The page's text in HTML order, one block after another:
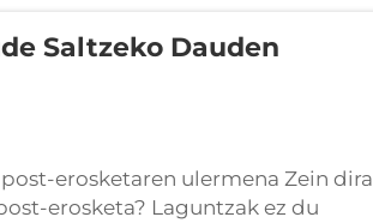
Saltzeko Dauden
erosketaren ulermena Zein dira
erosketa? Laguntzak ez du